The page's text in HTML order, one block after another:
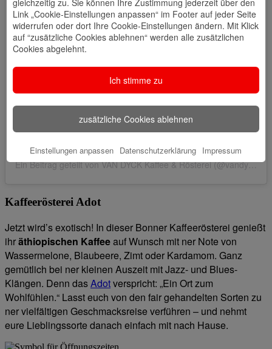
Sieh dir diesen Beitrag auf Instagram an
Ein Beitrag geteilt von VAN DYCK Kaffee & Rösterei (@vandyckroesterei)
Kaffeerösterei Adot
Jetzt wird’s exotisch! In dieser Bonner Kaffeerösterei genießt
ihräthiopischen Kaffeeauf Wunsch mit ner Note von
Wassermelone, Blaubeere, Zimt oder Kardamom. Ganz
gemütlich bei ner kleinen Auszeit mit Jazz- und Blues-
Klängen. Denn dasAdotverspricht: „Ein Ort zum
Wohlfühlen.“ Lasst euch von den fair gehandelten Sorten zu
ner vielfältigen Geschmacksreise verführen – und nehmt
eure Lieblingssorte danach einfach mit nach Hause.
Link „Cookie-Einstellungen anpassen“ im Footer auf jeder Seite
widerrufen oder dort Ihre Cookie-Einstellungen ändern. Mit Klick
auf “zusätzliche Cookies ablehnen“ werden alle zusätzlichen
Cookies abgelehnt.
Ich stimme zu
zusätzliche Cookies ablehnen
Einstellungen anpassen Datenschutzerklärung Impressum